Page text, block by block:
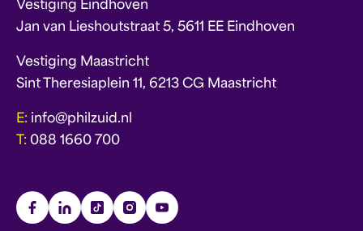
Vestiging Eindhoven
Jan van Lieshoutstraat 5, 5611 EE Eindhoven
Vestiging Maastricht
Sint Theresiaplein 11, 6213 CG Maastricht
E: info@philzuid.nl
T: 088 1660 700